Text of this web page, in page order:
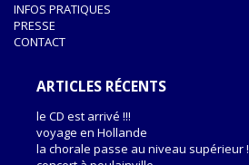
INFOS PRATIQUES
PRESSE
CONTACT
ARTICLES RÉCENTS
le CD est arrivé !!!
voyage en Hollande
la chorale passe au niveau supérieur !